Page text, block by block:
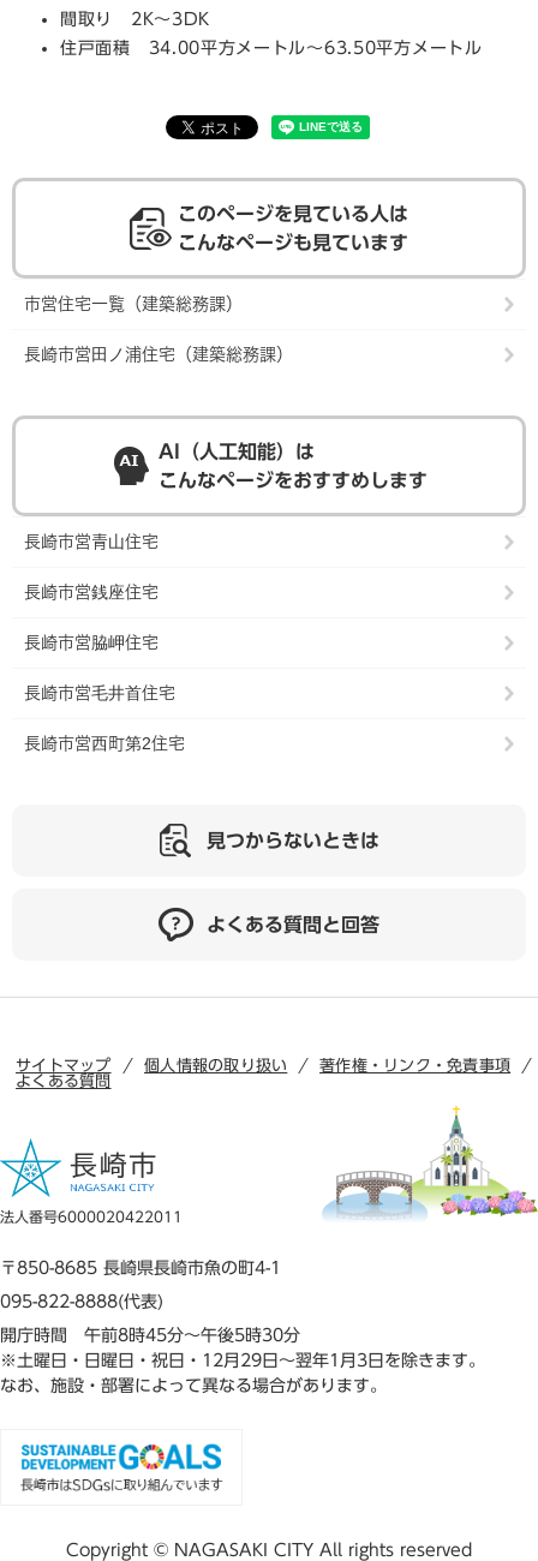
間取り 2K～3DK
住戸面積 34.00平方メートル～63.50平方メートル
このページを見ている人は
こんなページも見ています
市営住宅一覧（建築総務課）
長崎市営田ノ浦住宅（建築総務課）
AI（人工知能）は
こんなページをおすすめします
長崎市営青山住宅
長崎市営銭座住宅
長崎市営脇岬住宅
長崎市営毛井首住宅
長崎市営西町第2住宅
見つからないときは
よくある質問と回答
サイトマップ 個人情報の取り扱い
著作権・リンク・免責事項
よくある質問
法人番号6000020422011
〒850-8685 長崎県長崎市魚の町4-1
095-822-8888(代表)
開庁時間 午前8時45分～午後5時30分
※土曜日・日曜日・祝日・12月29日～翌年1月3日を除きます。
なお、施設・部署によって異なる場合があります。
Copyright © NAGASAKI CITY All rights reserved